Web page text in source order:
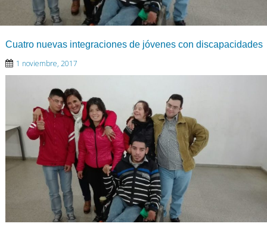
Cuatro nuevas integraciones de jóvenes con discapacidades
1 noviembre, 2017